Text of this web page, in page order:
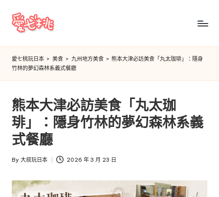
Skip
愛
七
桃
玩
日
本
愛七桃玩日本 > 美食 > 九州地方美食 > 熊本大津必訪美食「丸太珈琲」：隱身
竹林的夢幻森林系義式餐廳
熊本大津必訪美食「丸太珈
琲」：隱身竹林的夢幻森林系義
式餐廳
Posted
By 大叔玩日本 2026 年 3 月 23 日